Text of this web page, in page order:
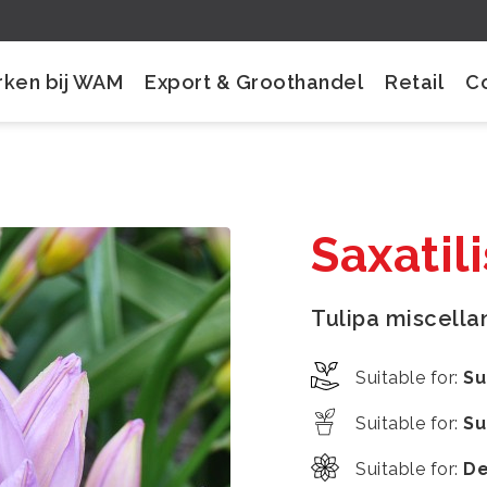
bij WAM Export & Groothandel Retail
Tulipa
Suitable for:
Suitable for:
Suitable for: